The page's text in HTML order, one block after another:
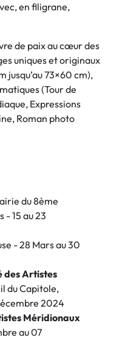
en filigrane,
de paix au cœur des
uniques et originaux
jusqu’au 73×60 cm),
(Tour de
Expressions
Roman photo
du 8ème
- 15 au 23
- 28 Mars au 30
des Artistes
du Capitole,
2024
Méridionaux
au 07